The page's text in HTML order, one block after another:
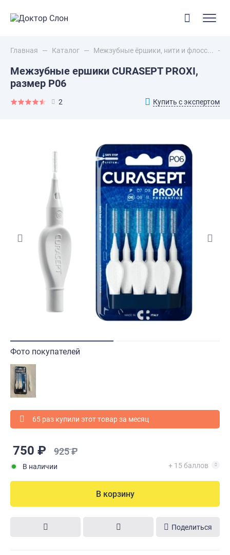
Главная — Каталог — Межзубные ёршики, нити и флосс... —
Межзубные ершики CURASEPT PROXI,
размер P06
2 Купить с экспертом
Фото покупателей
65 раз купили этот товар за месяц
750 ₽ 925 ₽
В наличии + 15 баллов
В корзину
Поделиться